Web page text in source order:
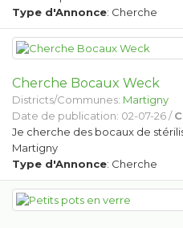
Type d'Annonce: Cherche
Cherche Bocaux Weck
Districts/Communes: Martigny
Date de publication: 02-07-26 /
Je cherche des bocaux de
Martigny
Type d'Annonce: Cherche